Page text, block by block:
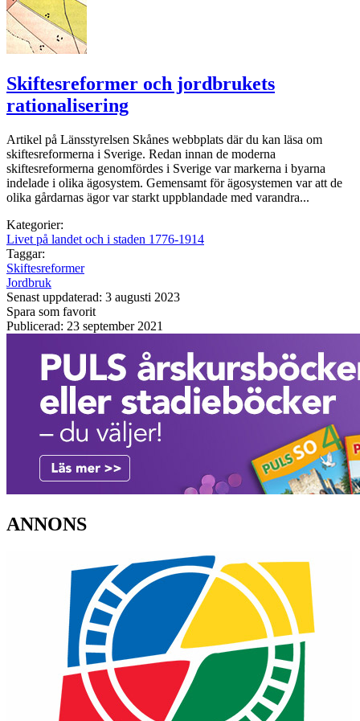
Skiftesreformer och jordbrukets
rationalisering
Artikel på Länsstyrelsen Skånes webbplats där du kan läsa om
skiftesreformerna i Sverige. Redan innan de moderna
skiftesreformerna genomfördes i Sverige var markerna i byarna
indelade i olika ägosystem. Gemensamt för ägosystemen var att de
olika gårdarnas ägor var starkt uppblandade med varandra...
Kategorier:
Livet på landet och i staden 1776-1914
Taggar:
Skiftesreformer
Jordbruk
Senast uppdaterad: 3 augusti 2023
Spara som favorit
Publicerad: 23 september 2021
ANNONS